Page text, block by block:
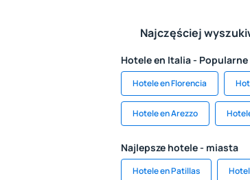
Najczęściej
Hotele en Italia -
Hotele en Florencia
Hotele en Arezzo
Najlepsze hotele - miasta
Hotele en Patillas